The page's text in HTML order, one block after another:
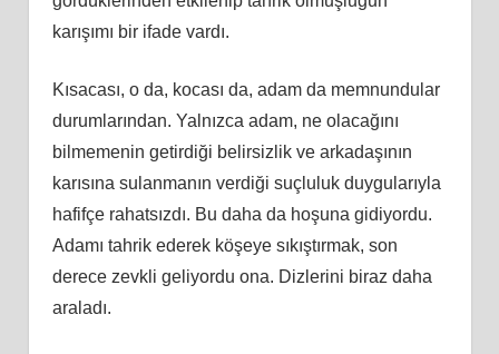
karışımı bir ifade vardı.
Kısacası, o da, kocası da, adam da memnundular
durumlarından. Yalnızca adam, ne olacağını
bilmemenin getirdiği belirsizlik ve arkadaşının
karısına sulanmanın verdiği suçluluk duygularıyla
hafifçe rahatsızdı. Bu daha da hoşuna gidiyordu.
Adamı tahrik ederek köşeye sıkıştırmak, son
derece zevkli geliyordu ona. Dizlerini biraz daha
araladı.